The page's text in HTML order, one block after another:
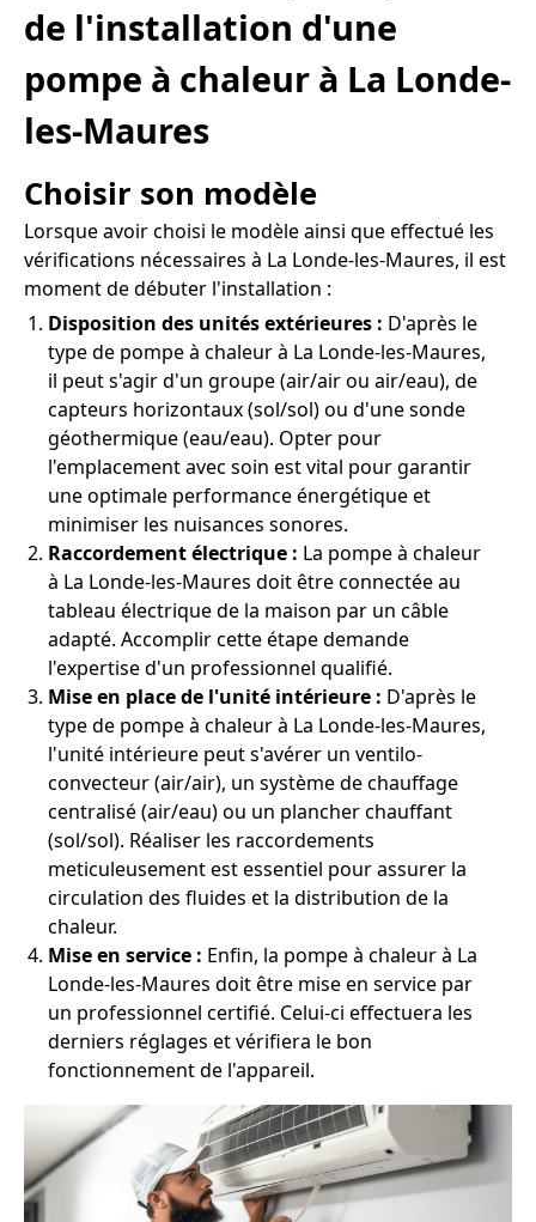
de l'installation d'une
pompe à chaleur à La Londe-
les-Maures
Choisir son modèle
Lorsque avoir choisi le modèle ainsi que effectué les
vérifications nécessaires à La Londe-les-Maures, il est
moment de débuter l'installation :
Disposition des unités extérieures : D'après le
type de pompe à chaleur à La Londe-les-Maures,
il peut s'agir d'un groupe (air/air ou air/eau), de
capteurs horizontaux (sol/sol) ou d'une sonde
géothermique (eau/eau). Opter pour
l'emplacement avec soin est vital pour garantir
une optimale performance énergétique et
minimiser les nuisances sonores.
Raccordement électrique : La pompe à chaleur
à La Londe-les-Maures doit être connectée au
tableau électrique de la maison par un câble
adapté. Accomplir cette étape demande
l'expertise d'un professionnel qualifié.
Mise en place de l'unité intérieure : D'après le
type de pompe à chaleur à La Londe-les-Maures,
l'unité intérieure peut s'avérer un ventilo-
convecteur (air/air), un système de chauffage
centralisé (air/eau) ou un plancher chauffant
(sol/sol). Réaliser les raccordements
meticuleusement est essentiel pour assurer la
circulation des fluides et la distribution de la
chaleur.
Mise en service : Enfin, la pompe à chaleur à La
Londe-les-Maures doit être mise en service par
un professionnel certifié. Celui-ci effectuera les
derniers réglages et vérifiera le bon
fonctionnement de l'appareil.